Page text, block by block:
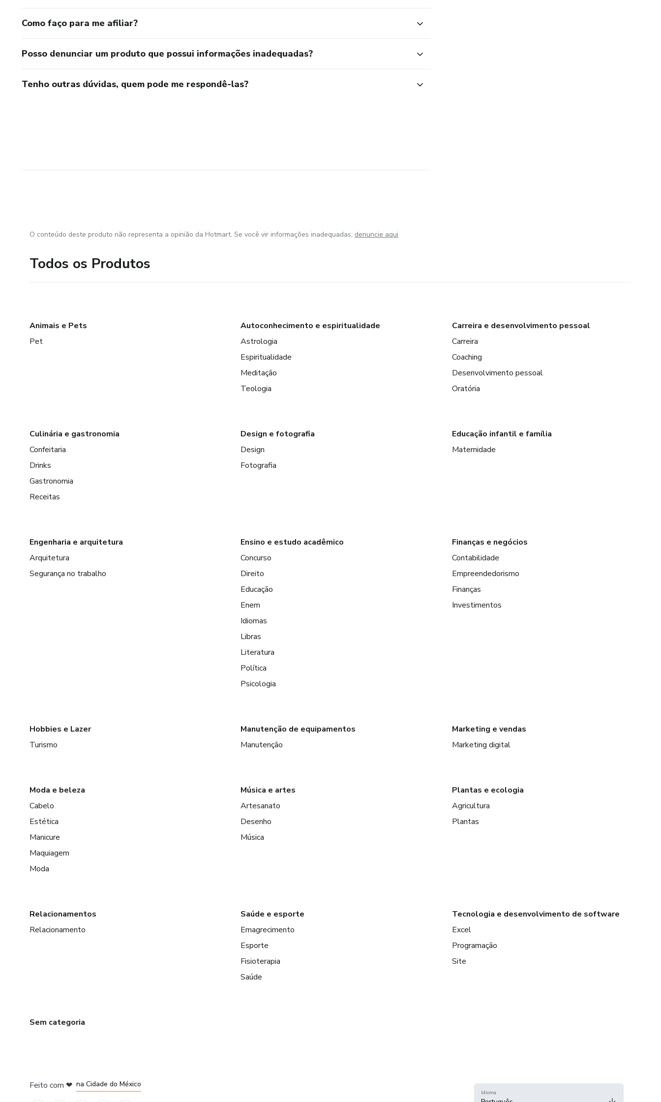
Como faço para me afiliar?
Posso denunciar um produto que possui informações inadequadas?
Tenho outras dúvidas, quem pode me respondê-las?
O conteúdo deste produto não representa a opinião da Hotmart. Se você vir informações inadequadas, denuncie aqui
Todos os Produtos
Animais e Pets
Pet
Autoconhecimento e espiritualidade
Astrologia
Espiritualidade
Meditação
Teologia
Carreira e desenvolvimento pessoal
Carreira
Coaching
Desenvolvimento pessoal
Oratória
Culinária e gastronomia
Confeitaria
Drinks
Gastronomia
Receitas
Design e fotografia
Design
Fotografia
Educação infantil e família
Maternidade
Engenharia e arquitetura
Arquitetura
Segurança no trabalho
Ensino e estudo acadêmico
Concurso
Direito
Educação
Enem
Idiomas
Libras
Literatura
Política
Psicologia
Finanças e negócios
Contabilidade
Empreendedorismo
Finanças
Investimentos
Hobbies e Lazer
Turismo
Manutenção de equipamentos
Manutenção
Marketing e vendas
Marketing digital
Moda e beleza
Cabelo
Estética
Manicure
Maquiagem
Moda
Música e artes
Artesanato
Desenho
Música
Plantas e ecologia
Agricultura
Plantas
Relacionamentos
Relacionamento
Saúde e esporte
Emagrecimento
Esporte
Fisioterapia
Saúde
Tecnologia e desenvolvimento de software
Excel
Programação
Site
Sem categoria
Feito com ❤ na Cidade do México
Idioma